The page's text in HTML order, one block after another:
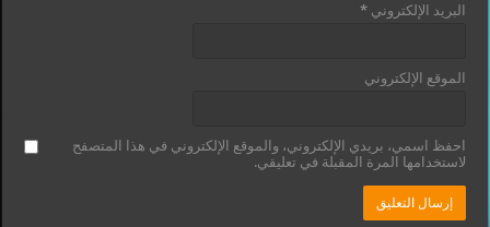
البريد الإلكتروني*
الموقع الإلكتروني
احفظ اسمي، بريدي الإلكتروني، والموقع الإلكتروني في هذا المتصفح
لاستخدامها المرة المقبلة في تعليقي.